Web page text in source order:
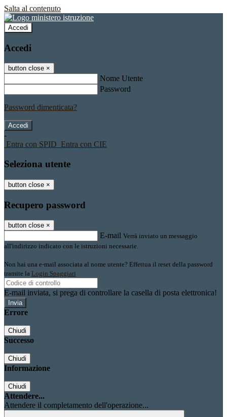
Salta al contenuto
Accedi
Accedi
button close ×
Nome Utente
Password
Password dimenticata?
-
Entra con SPID Entra con CIE
Seleziona utente
button close ×
Recupero password
button close ×
E-mail Verrà inviato un messaggio
all'indirizzo indicato con le istruzioni necessarie.
Non hai una e-mail associata al nome utente? Effettua il reset della password
tramite la Login Spaggiari
E-mail inviata, si prega di controllare la casella di posta elettronica!
Errore
Chiudi
Successo
Chiudi
Informazione
Chiudi
Attendere...
Attendere il completamento dell'operazione...